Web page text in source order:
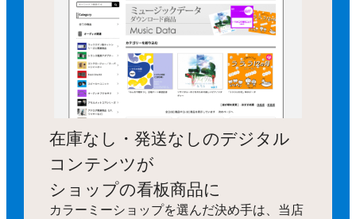
在庫なし・発送なしのデジタル
コンテンツが
ショップの看板商品に
カラーミーショップを選んだ決め手は、当店